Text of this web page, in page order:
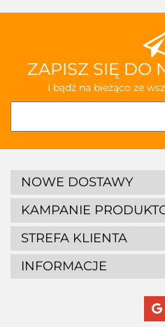
ZAPISZ SIĘ DO
I bądź na bieżąco ze
NOWE DOSTAWY
KAMPANIE
STREFA KLIENTA
INFORMACJE